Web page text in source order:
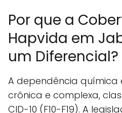
Por que a
Hapvida em
um Diferencial?
A dependência química
crônica e complexa,
CID-10 (F10-F19). A